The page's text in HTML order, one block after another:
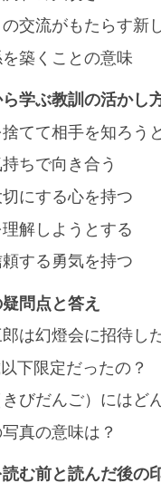
交流がもたらす新
築くことの意味
ら学ぶ教訓の活かし
てて相手を知ろう
ちで向き合う
にする心を持つ
解しようとする
する勇気を持つ
疑問点と答え
は幻燈会に招待し
下限定だったの？
びだんご）にはど
真の意味は？
読む前と読んだ後の